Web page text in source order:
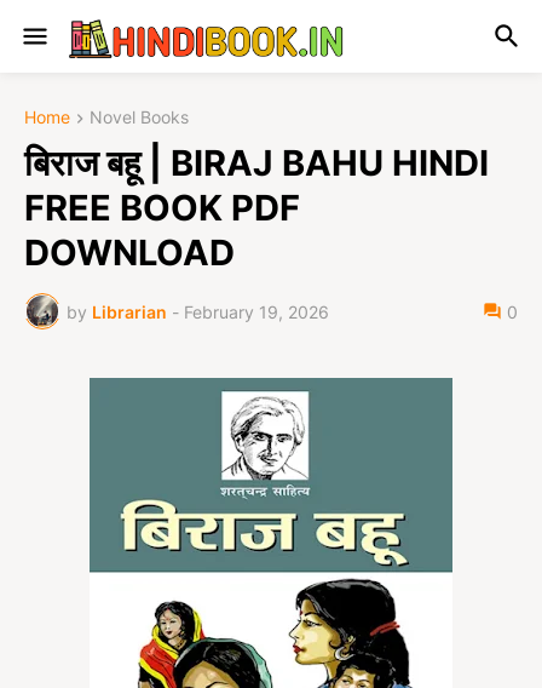
Home Novel Books
बिराज बहू | BIRAJ BAHU HINDI
FREE BOOK PDF
DOWNLOAD
by Librarian - February 19, 2026 0